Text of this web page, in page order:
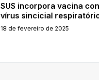
SUS incorpora vacina
vírus sincicial
18 de fevereiro de 2025